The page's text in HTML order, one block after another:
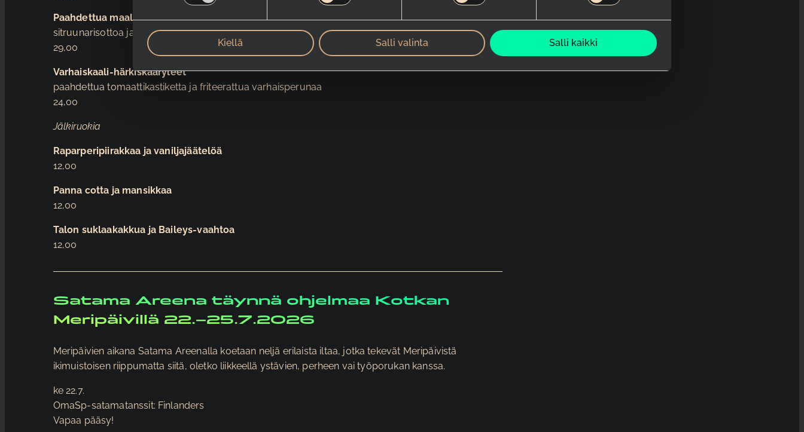
u
k
s
l
n
Kiellä Salli valinta Salli kaikki
Paahdettua maalaiskanaa
sitruunarisottoa ja bearnaisekastiketta
29,00
Varhaiskaali-härkiskääryleet
paahdettua tomaattikastiketta ja friteerattua varhaisperunaa
24,00
Jälkiruokia
Raparperipiirakkaa ja vaniljajäätelöä
12,00
Panna cotta ja mansikkaa
12,00
Talon suklaakakkua ja Baileys-vaahtoa
12,00
Satama Areena täynnä ohjelmaa Kotkan
Meripäivillä 22.–25.7.2026
Meripäivien aikana Satama Areenalla koetaan neljä erilaista iltaa, jotka tekevät Meripäivistä
ikimuistoisen riippumatta siitä, oletko liikkeellä ystävien, perheen vai työporukan kanssa.
ke 22.7.
OmaSp-satamatanssit: Finlanders
Vapaa pääsy!